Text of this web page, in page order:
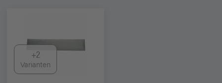
+2
Varianten